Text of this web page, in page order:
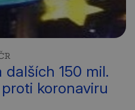
dalších 150 mil.
koronaviru